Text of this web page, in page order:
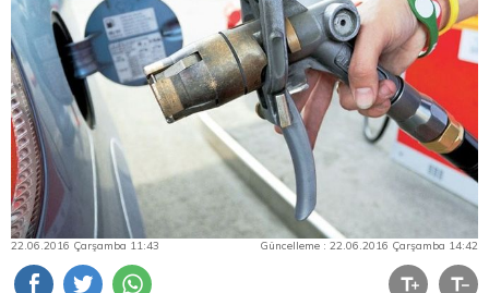
22.06.2016 Çarşamba 11:43 Güncelleme : 22.06.2016 Çarşamba 14:42